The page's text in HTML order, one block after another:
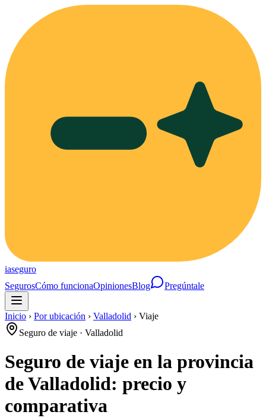
iaseguro
SegurosCómo funcionaOpinionesBlog Pregúntale
Inicio › Por ubicación › Valladolid › Viaje
Seguro de viaje · Valladolid
Seguro de viaje en la provincia
de Valladolid: precio y
comparativa